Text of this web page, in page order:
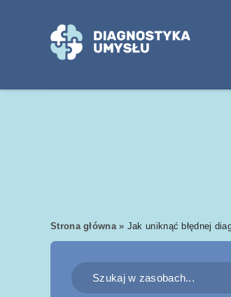
Strona główna» Jak uniknąć błędnej